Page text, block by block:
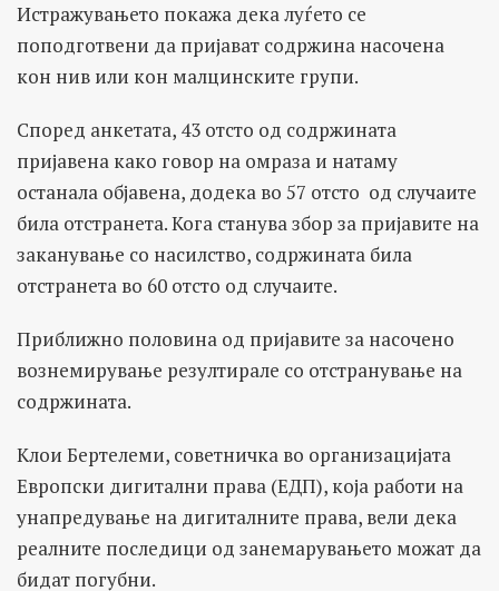
Истражувањето покажа дека луѓето се
поподготвени да пријават содржина насочена
кон нив или кон малцинските групи.
Според анкетата, 43 отсто од содржината
пријавена како говор на омраза и натаму
останала објавена, додека во 57 отсто од случаите
била отстранета. Кога станува збор за пријавите на
заканување со насилство, содржината била
отстранета во 60 отсто од случаите.
Приближно половина од пријавите за насочено
вознемирување резултирале со отстранување на
содржината.
Клои Бертелеми, советничка во организацијата
Европски дигитални права (ЕДП), која работи на
унапредување на дигиталните права, вели дека
реалните последици од занемарувањето можат да
бидат погубни.